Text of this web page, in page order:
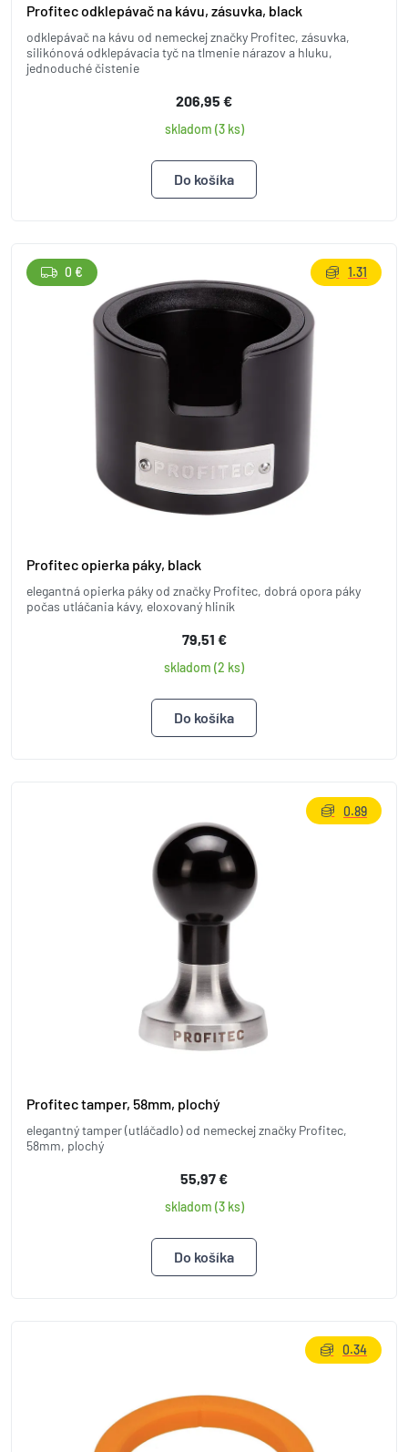
Profitec odklepávač na kávu, zásuvka, black
odklepávač na kávu od nemeckej značky Profitec, zásuvka,
silikónová odklepávacia tyč na tlmenie nárazov a hluku,
jednoduché čistenie
206,95 €
skladom (3 ks)
Profitec opierka páky, black
elegantná opierka páky od značky Profitec, dobrá opora páky
počas utláčania kávy, eloxovaný hliník
79,51 €
skladom (2 ks)
0 € 1.31
Profitec tamper, 58mm, plochý
elegantný tamper (utláčadlo) od nemeckej značky Profitec,
58mm, plochý
55,97 €
skladom (3 ks)
0.89
0.34